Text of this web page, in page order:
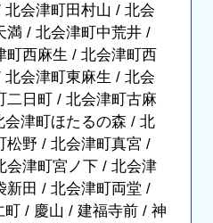
会津町田村山 / 北会
満 / 北会津町中荒井 /
町西麻生 / 北会津町西
会津町東麻生 / 北会
二日町 / 北会津町古麻
津町ほたるの森 / 北
松野 / 北会津町真宮 /
会津町宮ノ下 / 北会津
新田 / 北会津町両堂 /
/ 慶山 / 建福寺前 / 神